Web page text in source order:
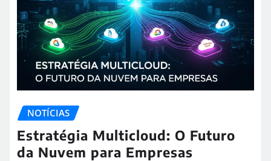
NOTÍCIAS
Estratégia Multicloud: O Futuro
da Nuvem para Empresas